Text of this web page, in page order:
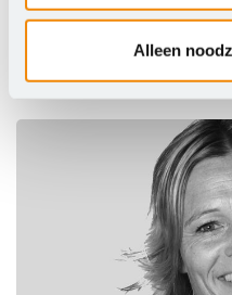
Alleen
Expertise
Neem contact met mij